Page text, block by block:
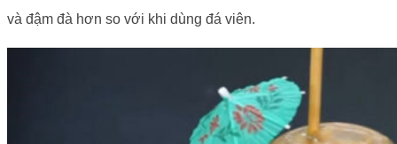
và đậm đà hơn so với khi dùng đá viên.